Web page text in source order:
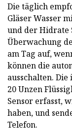
Die täglich
Gläser Wasser
und der Hidrate
Überwachung
am Tag auf,
können die
ausschalten.
20 Unzen
Sensor erfasst,
haben, und
Telefon.